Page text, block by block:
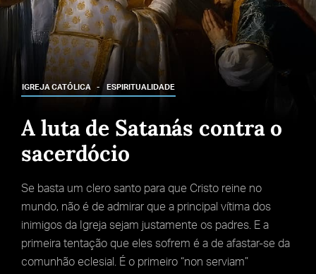
IGREJA CATÓLICA ESPIRITUALIDADE
A luta de Satanás contra o
sacerdócio
Se basta um clero santo para que Cristo reine no
mundo, não é de admirar que a principal vítima dos
inimigos da Igreja sejam justamente os padres. E a
primeira tentação que eles sofrem é a de afastar-se da
comunhão eclesial. É o primeiro “non serviam”